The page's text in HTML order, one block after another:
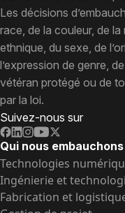
Les décisions
race, de la couleur, de la
ethnique, du sexe, de
l’expression de genre,
vétéran protégé ou de
par la loi.
Suivez-nous sur
Qui nous embauchons
Technologies
Ingénierie et
Fabrication et